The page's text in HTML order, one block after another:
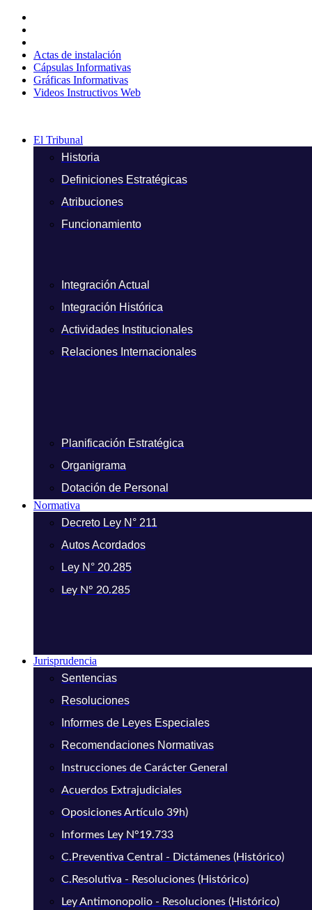
contenido
Actas de instalación
Cápsulas Informativas
Gráficas Informativas
Videos Instructivos Web
El Tribunal
Historia
Definiciones Estratégicas
Atribuciones
Funcionamiento
Integración Actual
Integración Histórica
Actividades Institucionales
Relaciones Internacionales
Planificación Estratégica
Organigrama
Dotación de Personal
Normativa
Decreto Ley N° 211
Autos Acordados
Ley N° 20.285
Ley N° 20.285
Jurisprudencia
Sentencias
Resoluciones
Informes de Leyes Especiales
Recomendaciones Normativas
Instrucciones de Carácter General
Acuerdos Extrajudiciales
Oposiciones Artículo 39h)
Informes Ley N°19.733
C.Preventiva Central - Dictámenes (Histórico)
C.Resolutiva - Resoluciones (Histórico)
Ley Antimonopolio - Resoluciones (Histórico)